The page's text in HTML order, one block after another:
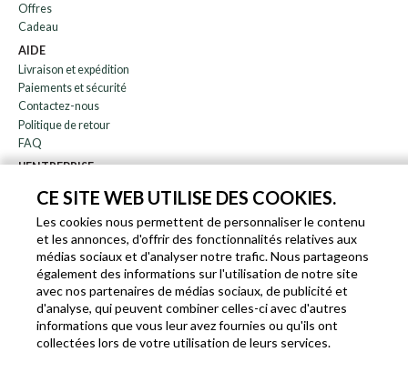
CE SITE WEB UTILISE DES COOKIES.
Les cookies nous permettent de personnaliser le contenu
et les annonces, d'offrir des fonctionnalités relatives aux
médias sociaux et d'analyser notre trafic. Nous partageons
également des informations sur l'utilisation de notre site
avec nos partenaires de médias sociaux, de publicité et
d'analyse, qui peuvent combiner celles-ci avec d'autres
informations que vous leur avez fournies ou qu'ils ont
collectées lors de votre utilisation de leurs services.
Offres
Cadeau
AIDE
Livraison et expédition
Paiements et sécurité
Contactez-nous
Politique de retour
FAQ
L'ENTREPRISE
À propos de nous
Blog
Affiliation
EN IT FR DE